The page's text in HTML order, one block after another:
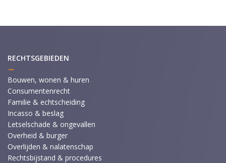
RECHTSGEBIEDEN
Bouwen, wonen & huren
Consumentenrecht
Familie & echtscheiding
Incasso & beslag
Letselschade & ongevallen
Overheid & burger
Overlijden & nalatenschap
Rechtsbijstand & procedures